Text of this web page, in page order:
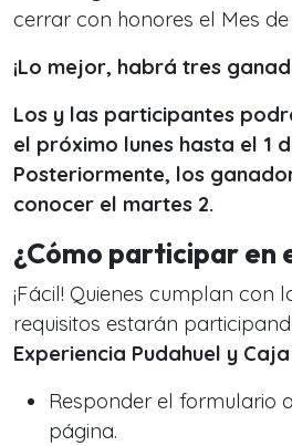
cerrar con honores el Mes
¡Lo mejor, habrá tres
Los y las participantes
el próximo lunes hasta el 1
Posteriormente, los
conocer el martes 2.
¿Cómo participar en
¡Fácil! Quienes cumplan con
requisitos estarán
Experiencia Pudahuel y
Responder el formulario
página.